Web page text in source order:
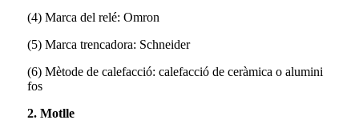
(4) Marca del relé: Omron
(5) Marca trencadora: Schneider
(6) Mètode de calefacció: calefacció de ceràmica o alumini
fos
2. Motlle